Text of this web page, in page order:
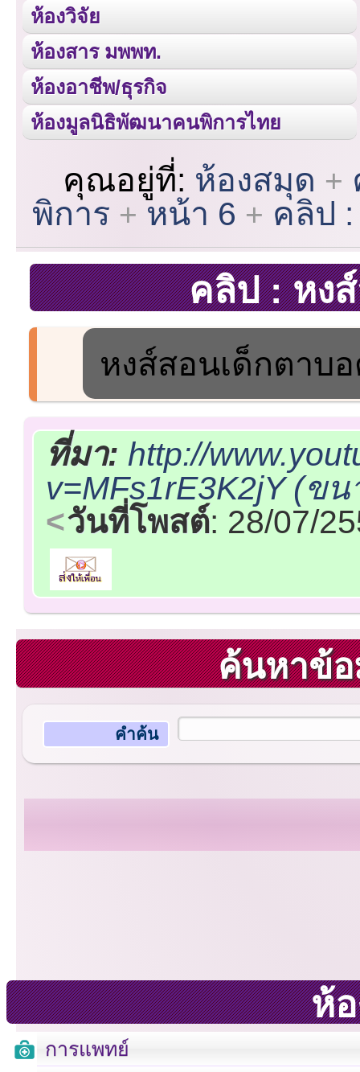
ห้องวิจัย
ห้องสาร มพพท.
ห้องอาชีพ/ธุรกิจ
ห้องมูลนิธิพัฒนาคนพิการไทย
คุณอยู่ที่: ห้องสมุด
พิการ
หน้า 6 คลิป
คลิป : หง
หงส์สอนเด็กตาบ
ที่มา: http://
v=MFs1rE3K2jY (ข
วันที่โพสต์: 28/07/
ค้นหาข้
คำค้น
ห้
การแพทย์